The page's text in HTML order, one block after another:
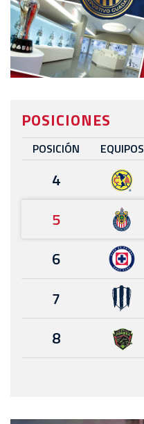
POSICIONES
POSICIÓN EQUIPOS
4
5
6
7
8